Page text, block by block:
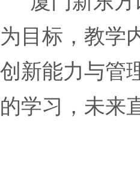
为目标，教学
创新能力与管
的学习，未来